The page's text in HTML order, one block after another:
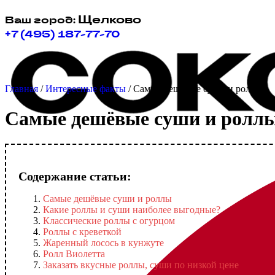
Ваш город: Щелково
+7 (495) 187-77-70
Главная / Интересные факты / Самые дешёвые суши и роллы
Самые дешёвые суши и
Содержание статьи:
Самые дешёвые суши и роллы
Какие роллы и суши наиболее выгодные?
Классические роллы с огурцом
Роллы с креветкой
Жаренный лосось в кунжуте
Ролл Виолетта
Заказать вкусные роллы, суши по низкой цене